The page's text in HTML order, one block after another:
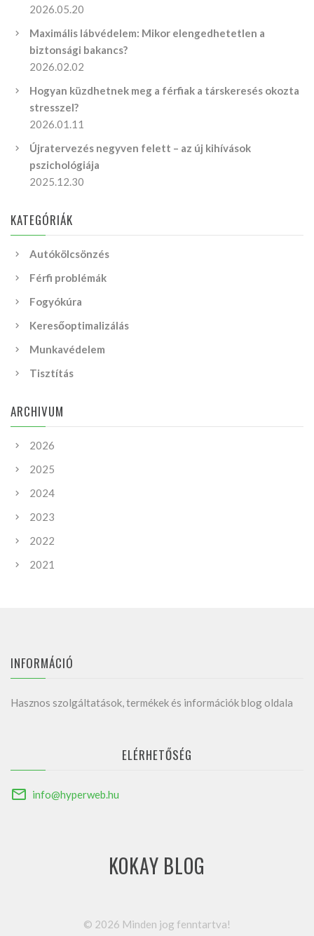
2026.05.20
Maximális lábvédelem: Mikor elengedhetetlen a
biztonsági bakancs?
2026.02.02
Hogyan küzdhetnek meg a férfiak a társkeresés okozta
stresszel?
2026.01.11
Újratervezés negyven felett – az új kihívások
pszichológiája
2025.12.30
KATEGÓRIÁK
Autókölcsönzés
Férfi problémák
Fogyókúra
Keresőoptimalizálás
Munkavédelem
Tisztítás
ARCHIVUM
2026
2025
2024
2023
2022
2021
INFORMÁCIÓ
Hasznos szolgáltatások, termékek és információk blog oldala
ELÉRHETŐSÉG
info@hyperweb.hu
KOKAY BLOG
© 2026 Minden jog fenntartva!